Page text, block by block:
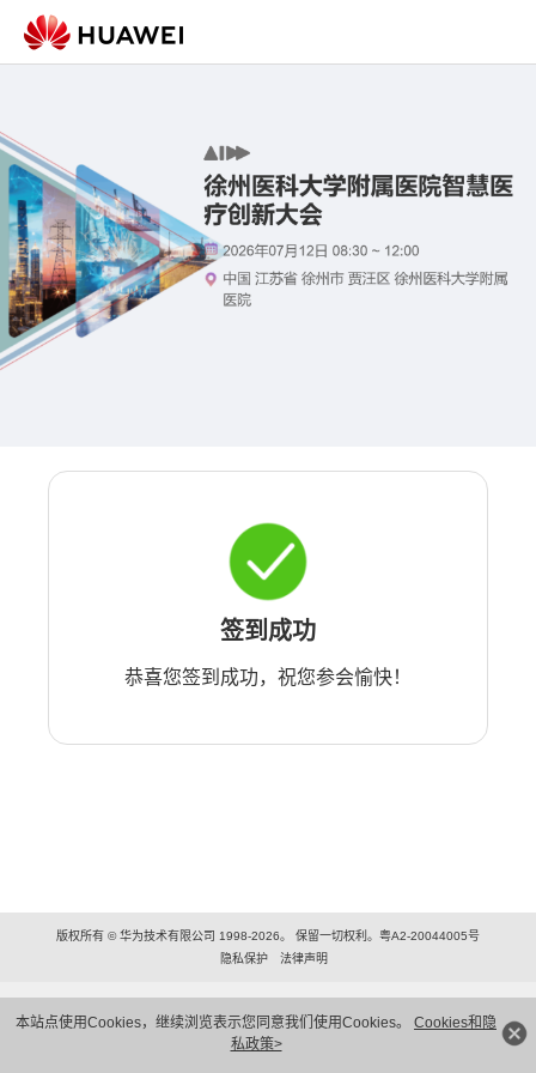
本站点使用Cookies，继续浏览表示您同意我们使用Cookies。 Cookies和隐
私政策>
签到成功
恭喜您签到成功，祝您参会愉快！
版权所有 © 华为技术有限公司 1998-2026。 保留一切权利。粤A2-20044005号
隐私保护
法律声明